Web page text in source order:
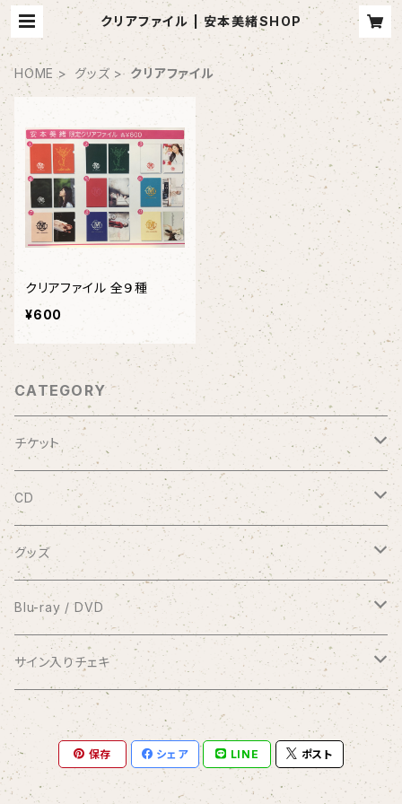
クリアファイル | 安本美緒SHOP
HOME グッズ クリアファイル
クリアファイル 全９種
¥600
CATEGORY
チケット
9/20 10周年記念コンサート渋谷プレジャープレジャー
有料配信ライブ
1coin配信 クラブ美緒
過去の録画ライブ視聴チケット
1/8 弦カルテットコンサート at 横浜mint hall
CD
シングル
おやすみなさい
花束をあなたに
Piano Letter
ミニアルバム
アナスタシア
明日が聴こえる
selene
フルアルバム
Meditation
写真集つきシングル
アナスタシア（初期ver.）
コンピレーションアルバム
グッズ
ブロマイド
10周年メモリアルフォトブック
クリアファイル
缶バッジ
Blu-ray / DVD
2017.7.2 渋谷プレジャープレジャー
Blu-ray
Blu-ray＆DVDセット
2020.9.20 andante〜your songs〜
Blu-ray
2021.1.11 渋谷プレジャープレジャー
サイン入りチェキ
おうちde MIO LIVE
闇チェキ
保存 シェア LINE ポスト